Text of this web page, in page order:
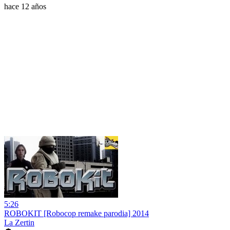
hace 12 años
5:26
ROBOKIT [Robocop remake parodia] 2014
La Zertin